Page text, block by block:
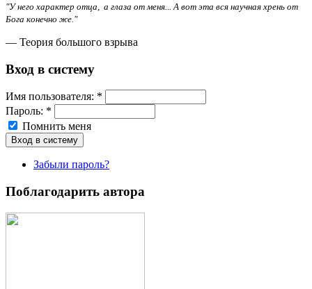
"У него характер отца, а глаза от меня... А вот эта вся научная хрень от
Бога конечно же."
— Теория большого взрыва
Вход в систему
Имя пoльзовaтeля: *
Пароль: *
Помнить меня
Забыли пароль?
Поблагодарить автора